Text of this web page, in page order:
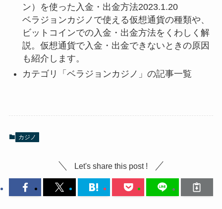
ン）を使った入金・出金方法2023.1.20
ベラジョンカジノで使える仮想通貨の種類や、
ビットコインでの入金・出金方法をくわしく解
説。仮想通貨で入金・出金できないときの原因
も紹介します。
カテゴリ「ベラジョンカジノ」の記事一覧
カジノ
Let's share this post !